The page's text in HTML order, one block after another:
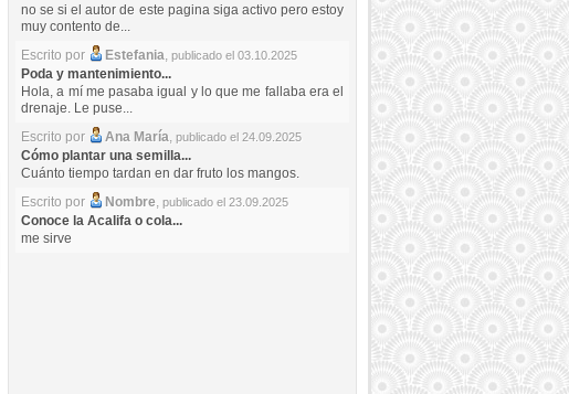
no se si el autor de este pagina siga activo pero estoy
muy contento de...
Escrito por
Estefania, publicado el 03.10.2025
Poda y mantenimiento...
Hola, a mí me pasaba igual y lo que me fallaba era el
drenaje. Le puse...
Escrito por
Ana María, publicado el 24.09.2025
Cómo plantar una semilla...
Cuánto tiempo tardan en dar fruto los mangos.
Escrito por
Nombre, publicado el 23.09.2025
Conoce la Acalifa o cola...
me sirve